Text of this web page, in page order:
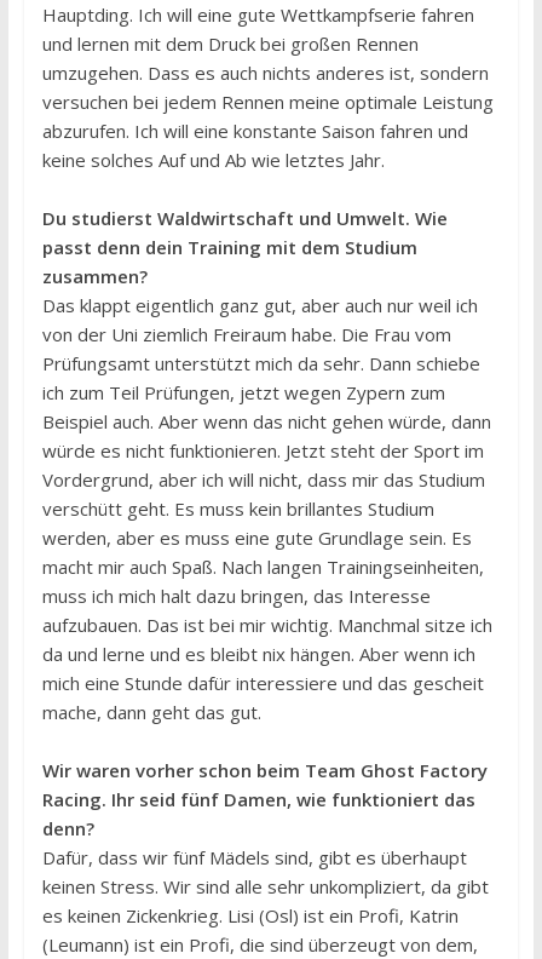
Hauptding. Ich will eine gute Wettkampfserie fahren
und lernen mit dem Druck bei großen Rennen
umzugehen. Dass es auch nichts anderes ist, sondern
versuchen bei jedem Rennen meine optimale Leistung
abzurufen. Ich will eine konstante Saison fahren und
keine solches Auf und Ab wie letztes Jahr.
Du studierst Waldwirtschaft und Umwelt. Wie
passt denn dein Training mit dem Studium
zusammen?
Das klappt eigentlich ganz gut, aber auch nur weil ich
von der Uni ziemlich Freiraum habe. Die Frau vom
Prüfungsamt unterstützt mich da sehr. Dann schiebe
ich zum Teil Prüfungen, jetzt wegen Zypern zum
Beispiel auch. Aber wenn das nicht gehen würde, dann
würde es nicht funktionieren. Jetzt steht der Sport im
Vordergrund, aber ich will nicht, dass mir das Studium
verschütt geht. Es muss kein brillantes Studium
werden, aber es muss eine gute Grundlage sein. Es
macht mir auch Spaß. Nach langen Trainingseinheiten,
muss ich mich halt dazu bringen, das Interesse
aufzubauen. Das ist bei mir wichtig. Manchmal sitze ich
da und lerne und es bleibt nix hängen. Aber wenn ich
mich eine Stunde dafür interessiere und das gescheit
mache, dann geht das gut.
Wir waren vorher schon beim Team Ghost Factory
Racing. Ihr seid fünf Damen, wie funktioniert das
denn?
Dafür, dass wir fünf Mädels sind, gibt es überhaupt
keinen Stress. Wir sind alle sehr unkompliziert, da gibt
es keinen Zickenkrieg. Lisi (Osl) ist ein Profi, Katrin
(Leumann) ist ein Profi, die sind überzeugt von dem,